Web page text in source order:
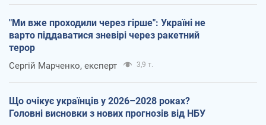
"Ми вже проходили через гірше": Україні не
варто піддаватися зневірі через ракетний
терор
Сергій Марченко, експерт 3,9 т.
Що очікує українців у 2026–2028 роках?
Головні висновки з нових прогнозів від НБУ